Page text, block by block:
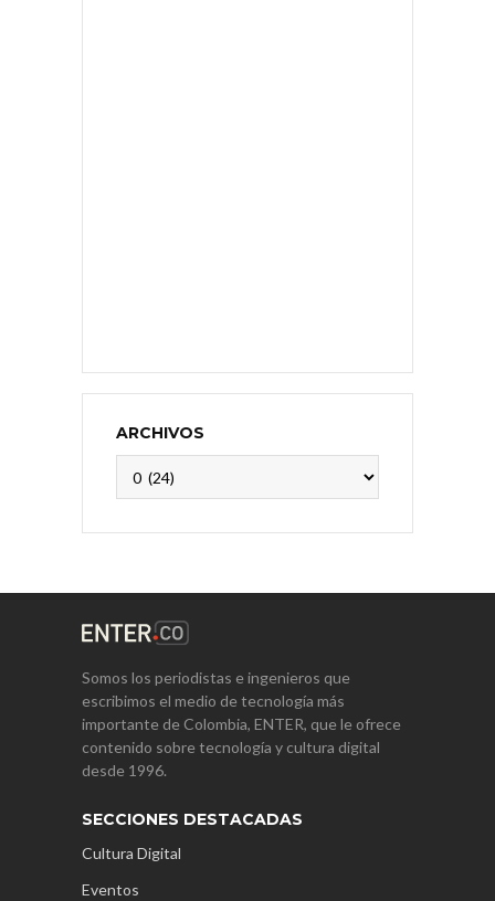
ARCHIVOS
Somos los periodistas e ingenieros que
escribimos el medio de tecnología más
importante de Colombia, ENTER, que le ofrece
contenido sobre tecnología y cultura digital
desde 1996.
SECCIONES DESTACADAS
Cultura Digital
Eventos